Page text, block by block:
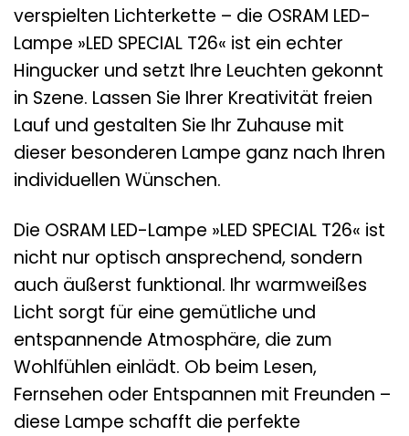
verspielten Lichterkette – die OSRAM LED-
Lampe »LED SPECIAL T26« ist ein echter
Hingucker und setzt Ihre Leuchten gekonnt
in Szene. Lassen Sie Ihrer Kreativität freien
Lauf und gestalten Sie Ihr Zuhause mit
dieser besonderen Lampe ganz nach Ihren
individuellen Wünschen.
Die OSRAM LED-Lampe »LED SPECIAL T26« ist
nicht nur optisch ansprechend, sondern
auch äußerst funktional. Ihr warmweißes
Licht sorgt für eine gemütliche und
entspannende Atmosphäre, die zum
Wohlfühlen einlädt. Ob beim Lesen,
Fernsehen oder Entspannen mit Freunden –
diese Lampe schafft die perfekte